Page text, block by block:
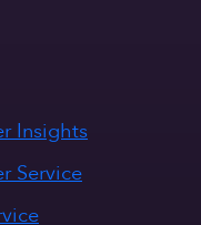
Insights
Service